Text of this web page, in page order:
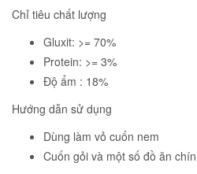
Chỉ tiêu chất lượng
Gluxit: >= 70%
Protein: >= 3%
Độ ẩm : 18%
Hướng dẫn sử dụng
Dùng làm vỏ cuốn nem
Cuốn gỏi và một số đồ ăn